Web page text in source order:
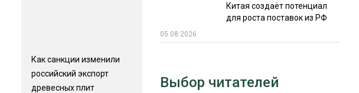
Как санкции изменили
российский экспорт
древесных плит
Китая создаёт потенциал
для роста поставок из РФ
05.08.2026
Выбор читателей